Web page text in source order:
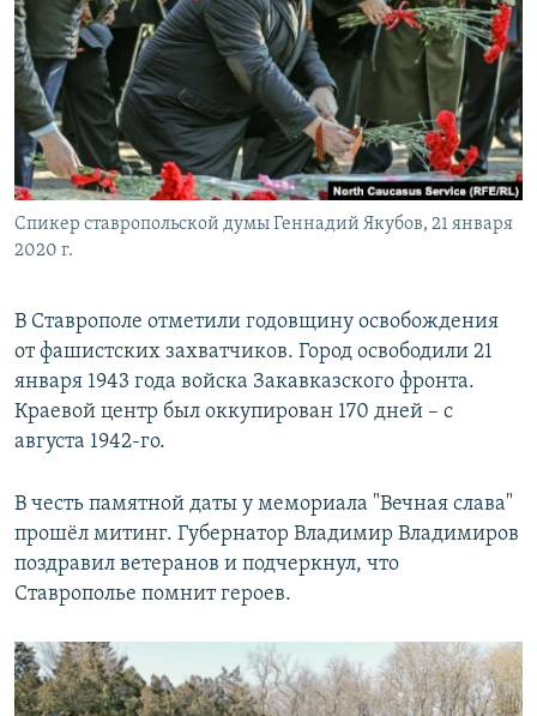
РАСПИСАНИЕ ВЕЩАНИЯ
ПОДПИШИТЕСЬ НА РАССЫЛКУ
СОЦИАЛЬНЫЕ СЕТИ
Спикер ставропольской думы Геннадий Якубов, 21 января
2020 г.
В Ставрополе отметили годовщину освобождения
от фашистских захватчиков. Город освободили 21
января 1943 года войска Закавказского фронта.
Краевой центр был оккупирован 170 дней – с
августа 1942-го.
В честь памятной даты у мемориала "Вечная слава"
прошёл митинг. Губернатор Владимир Владимиров
поздравил ветеранов и подчеркнул, что
Ставрополье помнит героев.